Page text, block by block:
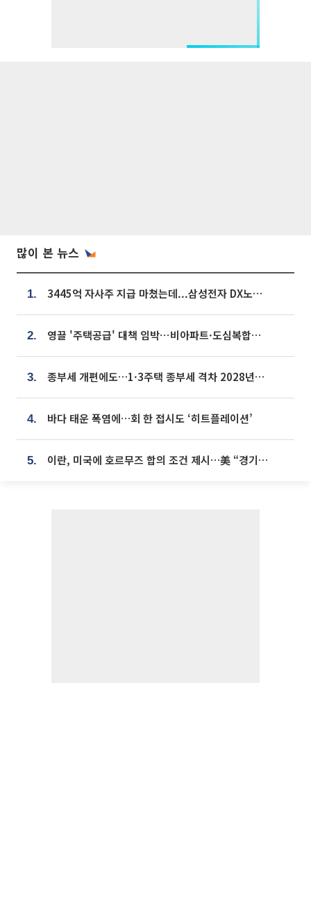
많이 본 뉴스
1. 3445억 자사주 지급 마쳤는데...삼성전자 DX노조, 뒤늦은 '떼쓰기 집회'
2. 영끌 '주택공급' 대책 임박⋯비아파트·도심복합까지 총동원
3. 종부세 개편에도…1·3주택 종부세 격차 2028년부터 확대
4. 바다 태운 폭염에…회 한 접시도 ‘히트플레이션’
5. 이란, 미국에 호르무즈 합의 조건 제시…美 “경기 아직 안 끝나” [종합]